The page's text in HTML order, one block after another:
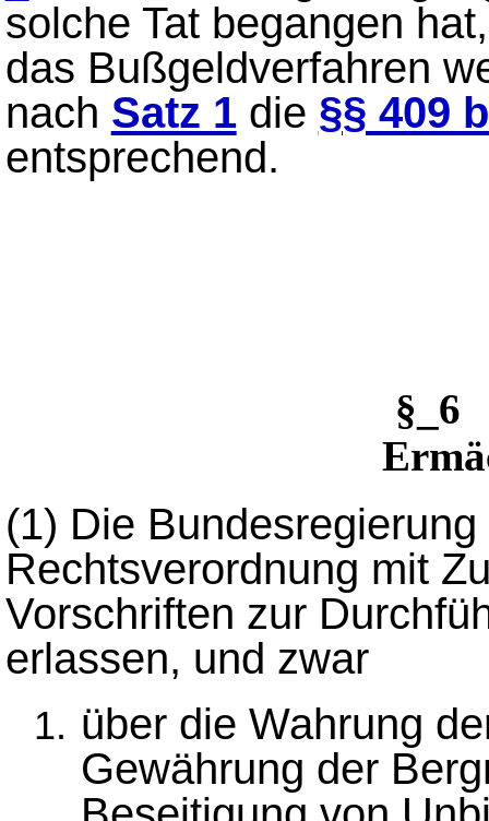
solche Tat begangen
das Bußgeldverfahren
nach Satz 1die §§ 409
entsprechend.
§_6
(1) Die
Rechtsverordnung mit
Vorschriften zur
erlassen, und zwar
über die Wahrung
Gewährung der